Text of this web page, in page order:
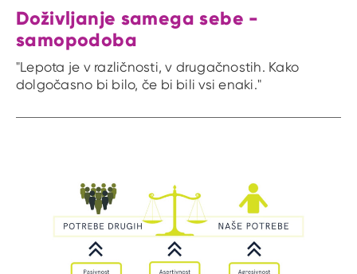
Doživljanje samega sebe -
samopodoba
"Lepota je v različnosti, v drugačnostih. Kako
dolgočasno bi bilo, če bi bili vsi enaki."